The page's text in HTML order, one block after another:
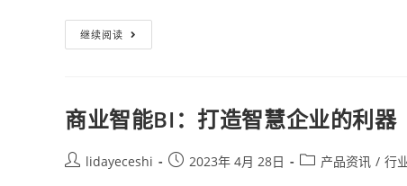
继续阅读
商业智能BI：打造智慧企业的利器
lidayeceshi 2023年 4月 28日 产品资讯 / 行